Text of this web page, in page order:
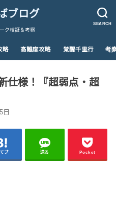
SEARCH
ブログ
ク検証＆考察
略 高難度攻略 覚醒千里行 考
仕様！『超弱点・超
日
ブ 送る Pocket